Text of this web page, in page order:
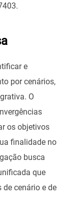
e
por cenários,
O
os objetivos
finalidade no
busca
que
de cenário e de